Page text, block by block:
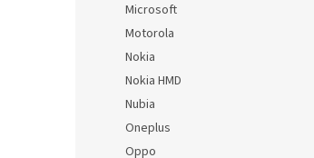
Microsoft
Motorola
Nokia
Nokia HMD
Nubia
Oneplus
Oppo